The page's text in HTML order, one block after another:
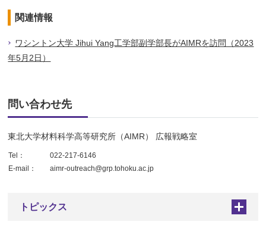
関連情報
ワシントン大学 Jihui Yang工学部副学部長がAIMRを訪問（2023
年5月2日）
問い合わせ先
東北大学材料科学高等研究所（AIMR） 広報戦略室
Tel：
022-217-6146
E-mail：
aimr-outreach@grp.tohoku.ac.jp
トピックス +